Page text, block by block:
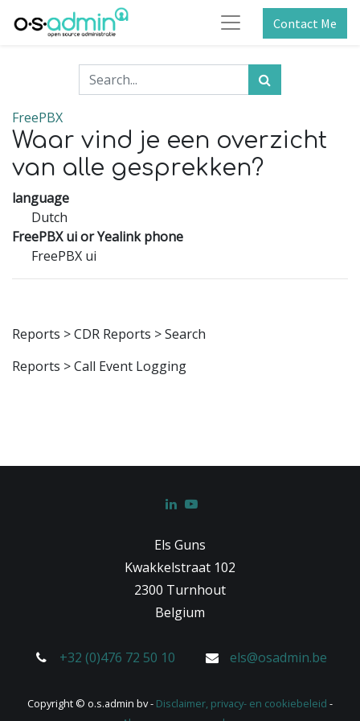
Contact Me
FreePBX
Waar vind je een overzicht
van alle gesprekken?
language
Dutch
FreePBX ui or Yealink phone
FreePBX ui
Reports > CDR Reports > Search
Reports > Call Event Logging
Els Guns
Kwakkelstraat 102
2300 Turnhout
Belgium
+32 (0)476 72 50 10 els@osadmin.be
Copyright © o.s.admin bv - Disclaimer, privacy- en cookiebeleid -